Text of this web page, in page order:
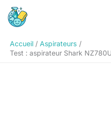
Aller
Accueil
Aspirateurs
Test : aspirateur Shark
Rechercher